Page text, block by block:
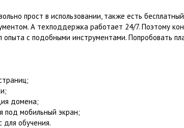
прост в использовании, также есть
А техподдержка работает 24/7. Поэтому
опыта с подобными инструментами. Попробовать
домена;
под мобильный экран;
для обучения.